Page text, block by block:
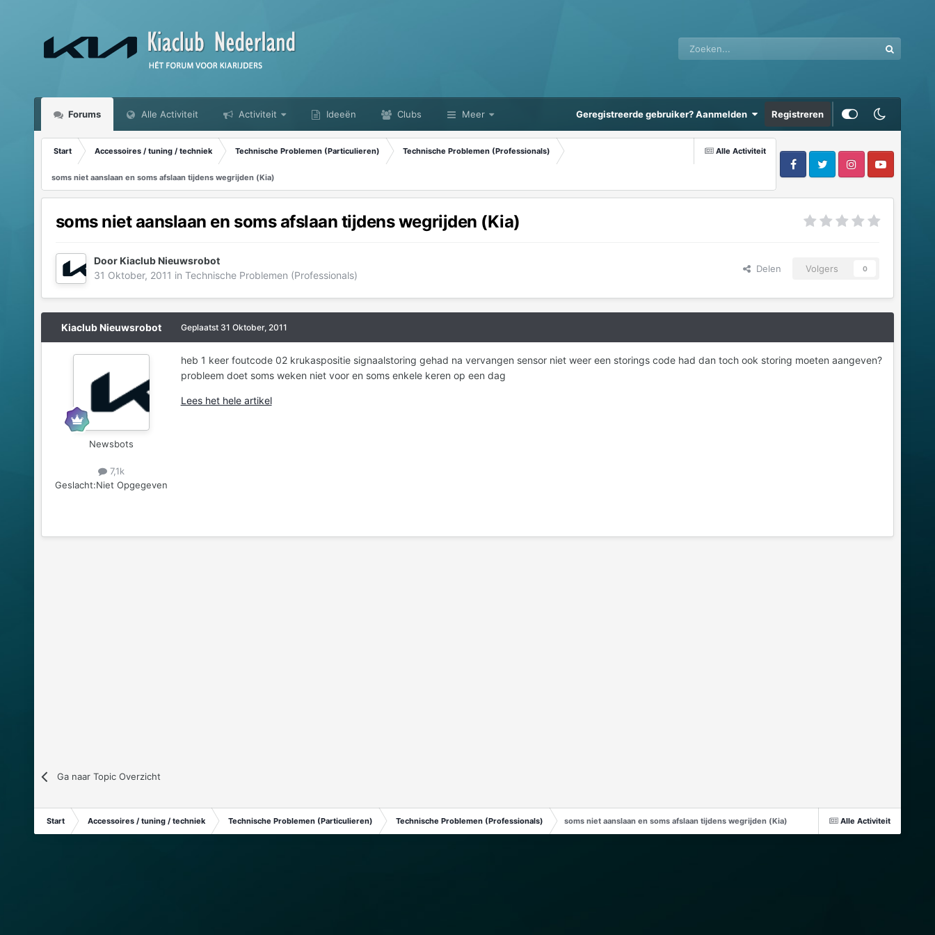
Forums Alle Activiteit Activiteit Ideeën Clubs Meer Geregistreerde gebruiker? Aanmelden Registreren
Alle Activiteit
Start Accessoires / tuning / techniek Technische Problemen (Particulieren) Technische Problemen (Professionals)
soms niet aanslaan en soms afslaan tijdens wegrijden (Kia)
soms niet aanslaan en soms afslaan tijdens wegrijden (Kia)
DoorKiaclub Nieuwsrobot
31 Oktober, 2011 in Technische Problemen (Professionals)
Delen Volgers 0
Kiaclub Nieuwsrobot
Newsbots
7,1k
Geslacht:Niet Opgegeven
Geplaatst 31 Oktober, 2011
heb 1 keer foutcode 02 krukaspositie signaalstoring gehad na vervangen sensor niet weer een storings code had dan toch ook storing moeten aangeven?
probleem doet soms weken niet voor en soms enkele keren op een dag
Lees het hele artikel
Ga naar Topic Overzicht
Alle Activiteit
Start Accessoires / tuning / techniek Technische Problemen (Particulieren) Technische Problemen (Professionals) soms niet aanslaan en soms afslaan tijdens wegrijden (Kia)